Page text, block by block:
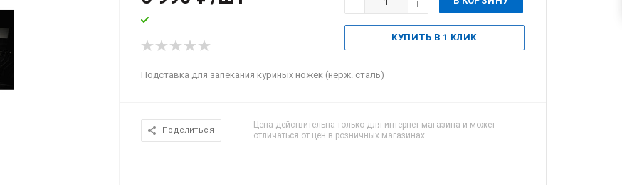
КУПИТЬ В 1 КЛИК
Подставка для запекания куриных ножек (нерж. сталь)
Поделиться
Цена действительна только для интернет-магазина и может
отличаться от цен в розничных магазинах